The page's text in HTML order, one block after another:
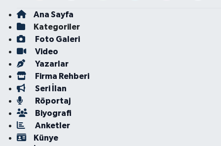
Ana Sayfa
Kategoriler
Foto Galeri
Video
Yazarlar
Firma Rehberi
Seri İlan
Röportaj
Biyografi
Anketler
Künye